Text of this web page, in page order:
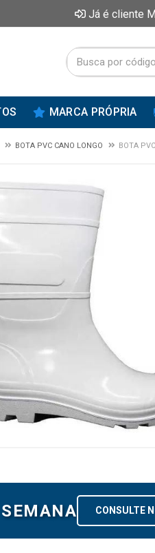
Já é cliente
MARCA PRÓPRIA
BOTA PVC CANO LONGO BOTA
CONSULTE